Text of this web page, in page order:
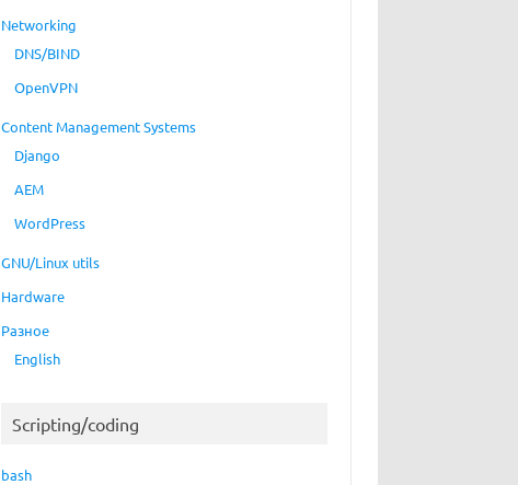
Networking
DNS/BIND
OpenVPN
Content Management Systems
Django
AEM
WordPress
GNU/Linux utils
Hardware
Разное
English
Scripting/coding
bash